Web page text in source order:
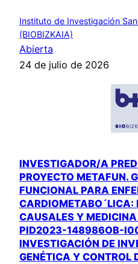
Instituto de Investigación
(BIOBIZKAIA)
Abierta
24 de julio de 2026
INVESTIGADOR/A
PROYECTO METAFUN.
FUNCIONAL PARA
CARDIOMETABO´LICA:
CAUSALES Y
PID2023-148986OB-I00
INVESTIGACIÓN DE
GENÉTICA Y CONTROL